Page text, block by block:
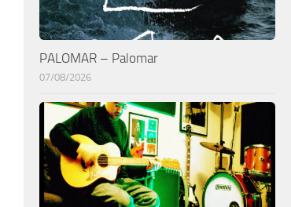
PALOMAR – Palomar
07/08/2026